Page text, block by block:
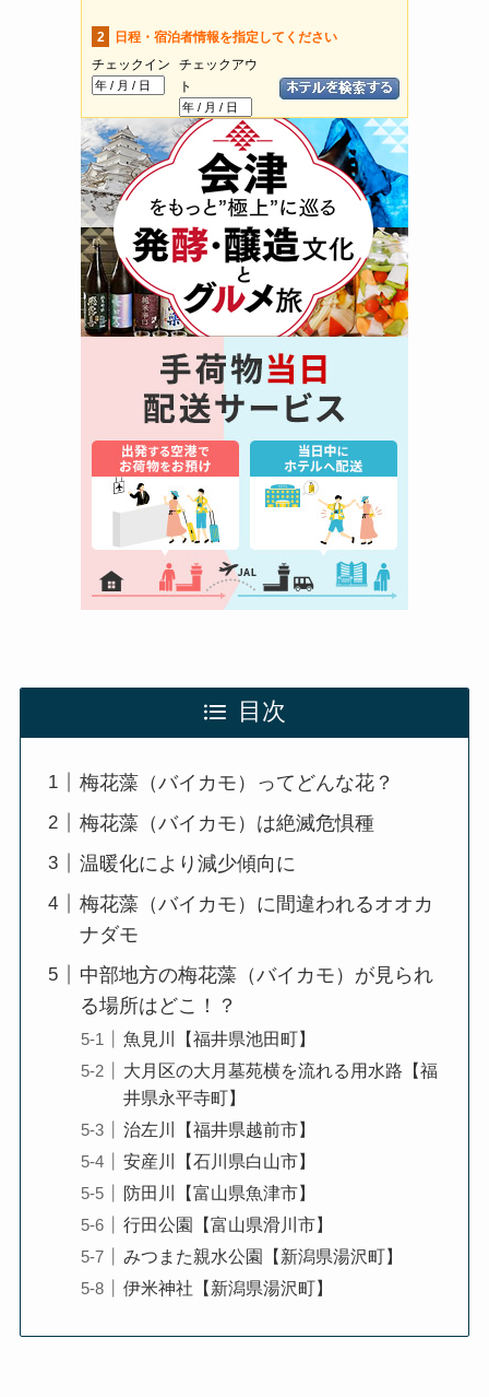
目次
梅花藻（バイカモ）ってどんな花？
梅花藻（バイカモ）は絶滅危惧種
温暖化により減少傾向に
梅花藻（バイカモ）に間違われるオオカ
ナダモ
中部地方の梅花藻（バイカモ）が見られ
る場所はどこ！？
魚見川【福井県池田町】
大月区の大月墓苑横を流れる用水路【福
井県永平寺町】
治左川【福井県越前市】
安産川【石川県白山市】
防田川【富山県魚津市】
行田公園【富山県滑川市】
みつまた親水公園【新潟県湯沢町】
伊米神社【新潟県湯沢町】